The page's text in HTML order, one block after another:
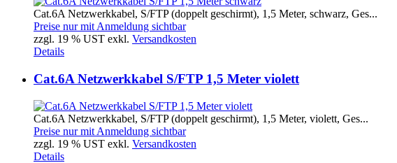
Cat.6A Netzwerkkabel, S/FTP (doppelt geschirmt), 1,5 Meter, schwarz, Ges...
Preise nur mit Anmeldung sichtbar
zzgl. 19 % UST exkl. Versandkosten
Details
Cat.6A Netzwerkkabel S/FTP 1,5 Meter violett
Cat.6A Netzwerkkabel, S/FTP (doppelt geschirmt), 1,5 Meter, violett, Ges...
Preise nur mit Anmeldung sichtbar
zzgl. 19 % UST exkl. Versandkosten
Details